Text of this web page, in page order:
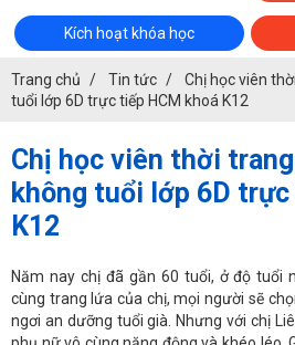
Kích hoạt khóa học
Trang chủ Tin tức
Chị học viên
tuổi lớp 6D trực tiếp HCM khoá K12
Chị học viên thời
không tuổi lớp 6D
K12
Năm nay chị đã gần 60 tuổi, ở độ tuổi
cùng trang lứa của chị, mọi người sẽ
ngơi an dưỡng tuổi già. Nhưng với chị